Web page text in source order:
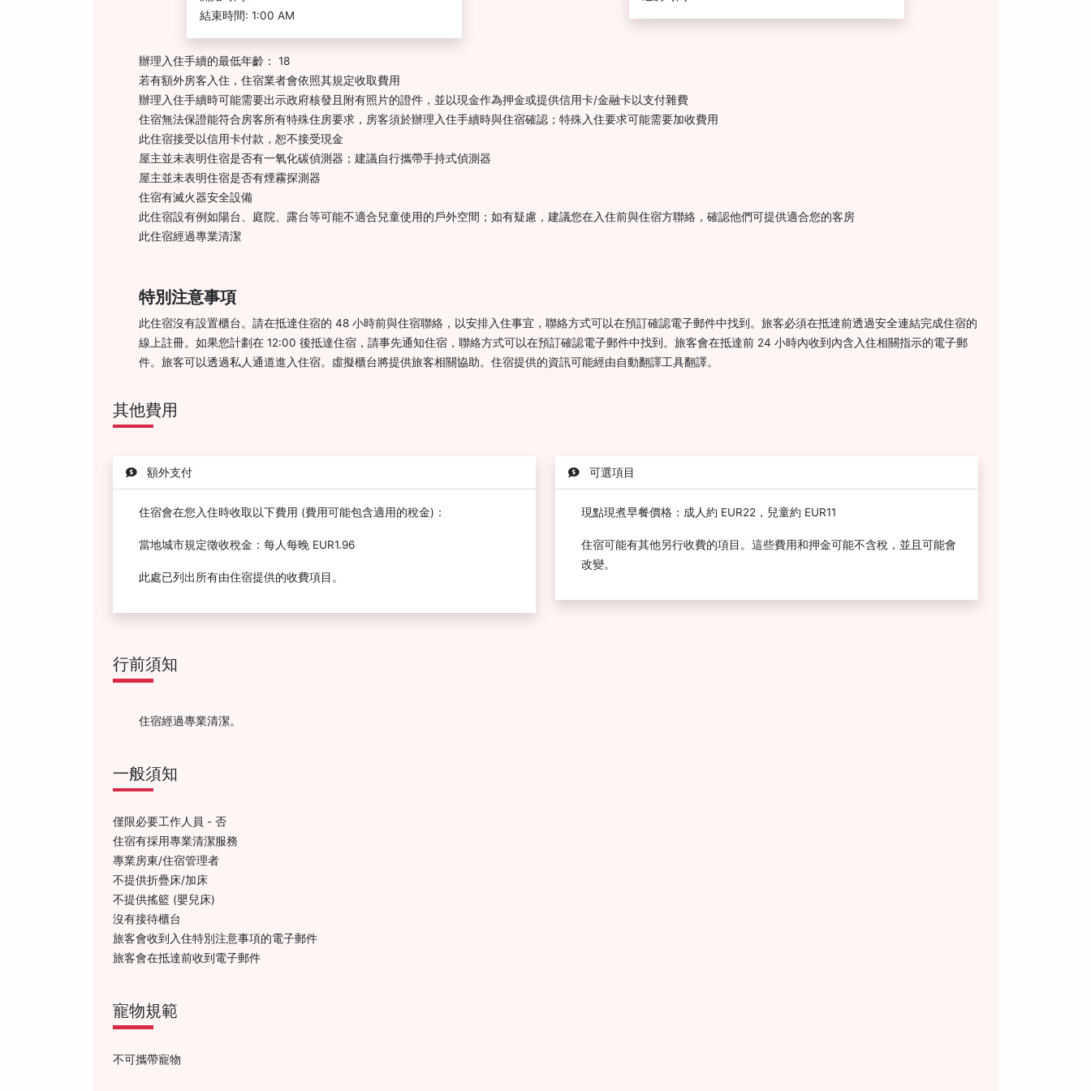
結束時間: 1:00 AM
辦理入住手續的最低年齡： 18
若有額外房客入住，住宿業者會依照其規定收取費用
辦理入住手續時可能需要出示政府核發且附有照片的證件，並以現金作為押金或提供信用卡/金融卡以支付雜費
住宿無法保證能符合房客所有特殊住房要求，房客須於辦理入住手續時與住宿確認；特殊入住要求可能需要加收費用
此住宿接受以信用卡付款，恕不接受現金
屋主並未表明住宿是否有一氧化碳偵測器；建議自行攜帶手持式偵測器
屋主並未表明住宿是否有煙霧探測器
住宿有滅火器安全設備
此住宿設有例如陽台、庭院、露台等可能不適合兒童使用的戶外空間；如有疑慮，建議您在入住前與住宿方聯絡，確認他們可提供適合您的客房
此住宿經過專業清潔
特別注意事項
此住宿沒有設置櫃台。請在抵達住宿的 48 小時前與住宿聯絡，以安排入住事宜，聯絡方式可以在預訂確認電子郵件中找到。旅客必須在抵達前透過安全連結完成住宿的
線上註冊。如果您計劃在 12:00 後抵達住宿，請事先通知住宿，聯絡方式可以在預訂確認電子郵件中找到。旅客會在抵達前 24 小時內收到內含入住相關指示的電子郵
件。旅客可以透過私人通道進入住宿。虛擬櫃台將提供旅客相關協助。住宿提供的資訊可能經由自動翻譯工具翻譯。
其他費用
額外支付
住宿會在您入住時收取以下費用 (費用可能包含適用的稅金)：
當地城市規定徵收稅金：每人每晚 EUR1.96
此處已列出所有由住宿提供的收費項目。
可選項目
現點現煮早餐價格：成人約 EUR22，兒童約 EUR11
住宿可能有其他另行收費的項目。這些費用和押金可能不含稅，並且可能會
改變。
行前須知
住宿經過專業清潔。
一般須知
僅限必要工作人員 - 否
住宿有採用專業清潔服務
專業房東/住宿管理者
不提供折疊床/加床
不提供搖籃 (嬰兒床)
沒有接待櫃台
旅客會收到入住特別注意事項的電子郵件
旅客會在抵達前收到電子郵件
寵物規範
不可攜帶寵物